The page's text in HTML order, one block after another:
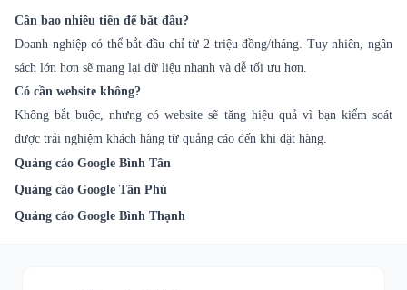
Cần bao nhiêu tiền để bắt đầu?
Doanh nghiệp có thể bắt đầu chỉ từ 2 triệu đồng/tháng. Tuy nhiên, ngân
sách lớn hơn sẽ mang lại dữ liệu nhanh và dễ tối ưu hơn.
Có cần website không?
Không bắt buộc, nhưng có website sẽ tăng hiệu quả vì bạn kiểm soát
được trải nghiệm khách hàng từ quảng cáo đến khi đặt hàng.
Quảng cáo Google Bình Tân
Quảng cáo Google Tân Phú
Quảng cáo Google Bình Thạnh